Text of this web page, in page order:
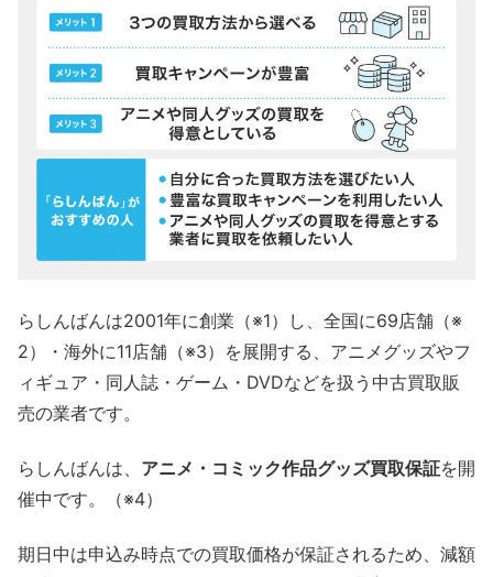
らしんばんは2001年に創業（※1）し、全国に69店舗（※
2）・海外に11店舗（※3）を展開する、アニメグッズやフ
ィギュア・同人誌・ゲーム・DVDなどを扱う中古買取販
売の業者です。
らしんばんは、 アニメ・コミック作品グッズ買取保証を開
催中です。（※4）
期日中は申込み時点での買取価格が保証されるため、減額